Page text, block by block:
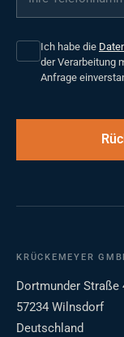
Ich habe die
der Verarbeitung
Anfrage
KRÜCKEMEYER
Dortmunder Straße
57234 Wilnsdorf
Deutschland